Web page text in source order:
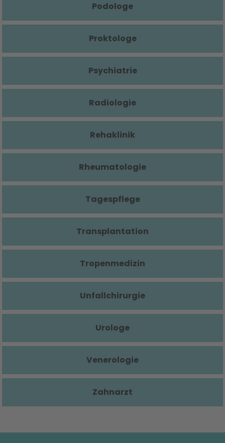
Podologe
Proktologe
Psychiatrie
Radiologie
Rehaklinik
Rheumatologie
Tagespflege
Transplantation
Tropenmedizin
Unfallchirurgie
Urologe
Venerologie
Zahnarzt